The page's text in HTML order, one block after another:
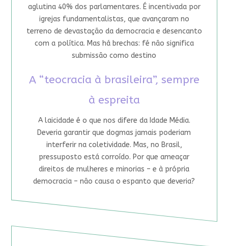
aglutina 40% dos parlamentares. É incentivada por
igrejas fundamentalistas, que avançaram no
terreno de devastação da democracia e desencanto
com a política. Mas há brechas: fé não significa
submissão como destino
A “teocracia à brasileira”, sempre
à espreita
A laicidade é o que nos difere da Idade Média.
Deveria garantir que dogmas jamais poderiam
interferir na coletividade. Mas, no Brasil,
pressuposto está corroído. Por que ameaçar
direitos de mulheres e minorias – e à própria
democracia – não causa o espanto que deveria?